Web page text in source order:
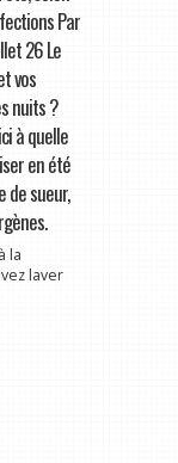
Par
26 Le
vos
nuits ?
à quelle
en été
de sueur,
la
laver